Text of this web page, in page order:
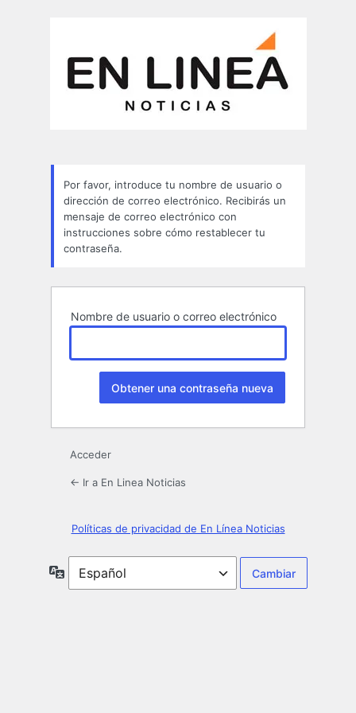
Por favor, introduce tu nombre de usuario o
dirección de correo electrónico. Recibirás un
mensaje de correo electrónico con
instrucciones sobre cómo restablecer tu
contraseña.
Nombre de usuario o correo electrónico
Acceder
← Ir a En Linea Noticias
Políticas de privacidad de En Línea Noticias
Idioma